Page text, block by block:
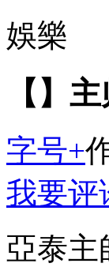
娛樂
【】
字号+
我要评
亞泰主